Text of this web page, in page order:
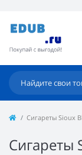
Сигареты Sioux
Сигареты